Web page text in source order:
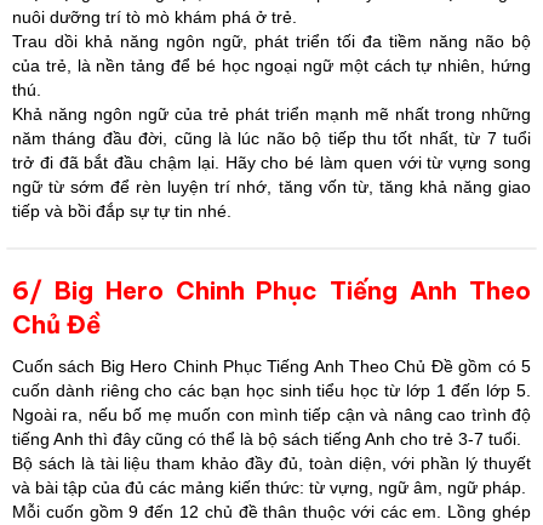
nuôi dưỡng trí tò mò khám phá ở trẻ.
Trau dồi khả năng ngôn ngữ, phát triển tối đa tiềm năng não bộ
của trẻ, là nền tảng để bé học ngoại ngữ một cách tự nhiên, hứng
thú.
Khả năng ngôn ngữ của trẻ phát triển mạnh mẽ nhất trong những
năm tháng đầu đời, cũng là lúc não bộ tiếp thu tốt nhất, từ 7 tuổi
trở đi đã bắt đầu chậm lại. Hãy cho bé làm quen với từ vựng song
ngữ từ sớm để rèn luyện trí nhớ, tăng vốn từ, tăng khả năng giao
tiếp và bồi đắp sự tự tin nhé.
6/ Big Hero Chinh Phục Tiếng Anh Theo
Chủ Đề
Cuốn sách Big Hero Chinh Phục Tiếng Anh Theo Chủ Đề gồm có 5
cuốn dành riêng cho các bạn học sinh tiểu học từ lớp 1 đến lớp 5.
Ngoài ra, nếu bố mẹ muốn con mình tiếp cận và nâng cao trình độ
tiếng Anh thì đây cũng có thể là bộ sách tiếng Anh cho trẻ 3-7 tuổi.
Bộ sách là tài liệu tham khảo đầy đủ, toàn diện, với phần lý thuyết
và bài tập của đủ các mảng kiến thức: từ vựng, ngữ âm, ngữ pháp.
Mỗi cuốn gồm 9 đến 12 chủ đề thân thuộc với các em. Lồng ghép